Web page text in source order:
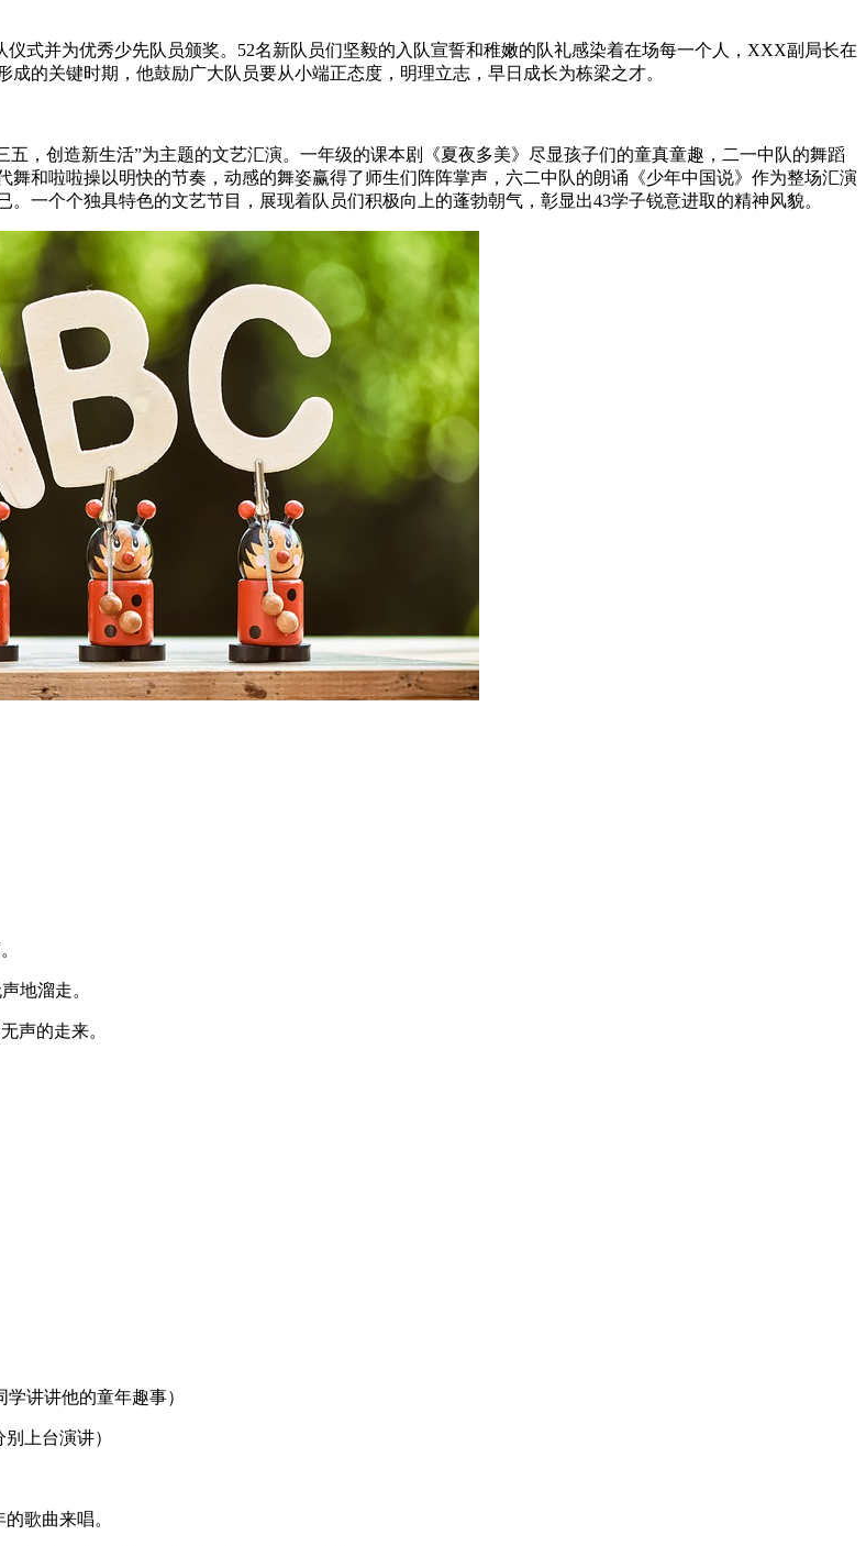
式并为优秀少先队员颁奖。52名新队员们坚毅的入队宣誓和稚嫩的队礼感染着在场每一个人，XXX副局长在
的关键时期，他鼓励广大队员要从小端正态度，明理立志，早日成长为栋梁之才。
，创造新生活”为主题的文艺汇演。一年级的课本剧《夏夜多美》尽显孩子们的童真童趣，二一中队的舞蹈
舞和啦啦操以明快的节奏，动感的舞姿赢得了师生们阵阵掌声，六二中队的朗诵《少年中国说》作为整场汇演
一个个独具特色的文艺节目，展现着队员们积极向上的蓬勃朝气，彰显出43学子锐意进取的精神风貌。
地溜走。
声的走来。
讲讲他的童年趣事）
上台演讲）
歌曲来唱。